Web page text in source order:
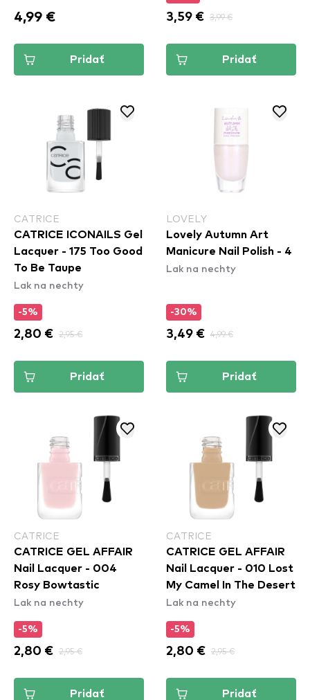
4,99 €
Pridať
3,59 € 3,99 €
Pridať
CATRICE
CATRICE ICONAILS Gel
Lacquer - 175 Too Good
To Be Taupe
Lak na nechty
-5%
2,80 € 2,95 €
Pridať
LOVELY
Lovely Autumn Art
Manicure Nail Polish - 4
Lak na nechty
-30%
3,49 € 4,99 €
Pridať
CATRICE
CATRICE GEL AFFAIR
Nail Lacquer - 004
Rosy Bowtastic
Lak na nechty
-5%
2,80 € 2,95 €
Pridať
CATRICE
CATRICE GEL AFFAIR
Nail Lacquer - 010 Lost
My Camel In The Desert
Lak na nechty
-5%
2,80 € 2,95 €
Pridať